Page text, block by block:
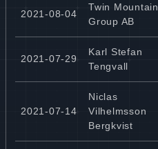
2021-08-04
Twin Mountain
Group AB
2021-07-29
Karl Stefan
Tengvall
2021-07-14
Niclas
Vilhelmsson
Bergkvist